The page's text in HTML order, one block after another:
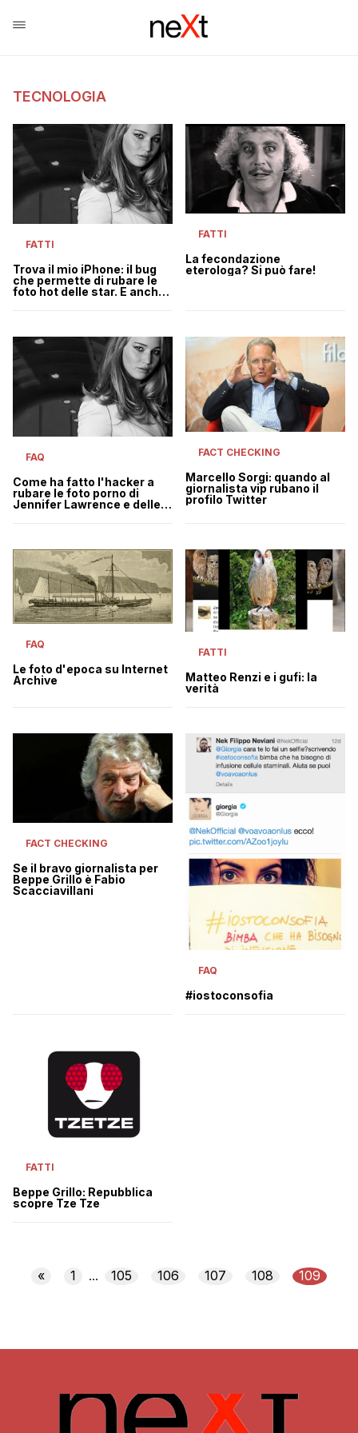
TECNOLOGIA
FATTI
Trova il mio iPhone: il bug
che permette di rubare le
foto hot delle star. E anche
FATTI
La fecondazione
eterologa? Si può fare!
FAQ
Come ha fatto l'hacker a
rubare le foto porno di
Jennifer Lawrence e delle
FACT CHECKING
Marcello Sorgi: quando al
giornalista vip rubano il
profilo Twitter
FAQ
Le foto d'epoca su Internet
Archive
FATTI
Matteo Renzi e i gufi: la
verità
FACT CHECKING
Se il bravo giornalista per
Beppe Grillo è Fabio
Scacciavillani
FAQ
#iostoconsofia
FATTI
Beppe Grillo: Repubblica
scopre Tze Tze
« 1 ... 105 106 107 108 109